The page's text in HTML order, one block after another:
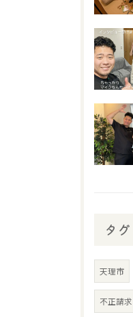
タグ
天理市
不正請求